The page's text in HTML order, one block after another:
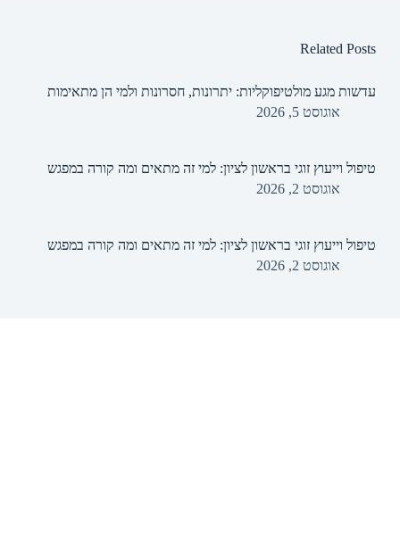
Related Posts
עדשות מגע מולטיפוקליות: יתרונות, חסרונות ולמי הן מתאימות
אוגוסט 5, 2026
טיפול וייעוץ זוגי בראשון לציון: למי זה מתאים ומה קורה במפגש
אוגוסט 2, 2026
טיפול וייעוץ זוגי בראשון לציון: למי זה מתאים ומה קורה במפגש
אוגוסט 2, 2026